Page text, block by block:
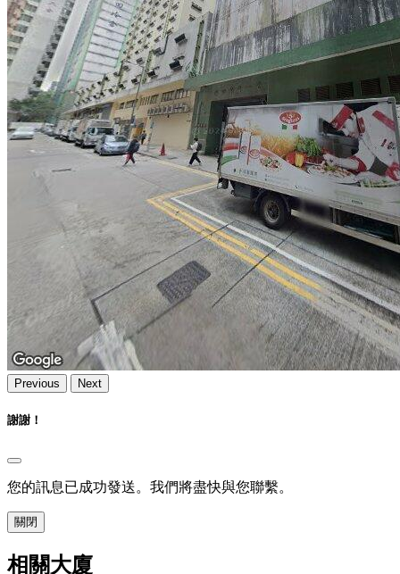
Previous Next
謝謝！
您的訊息已成功發送。我們將盡快與您聯繫。
關閉
相關大廈